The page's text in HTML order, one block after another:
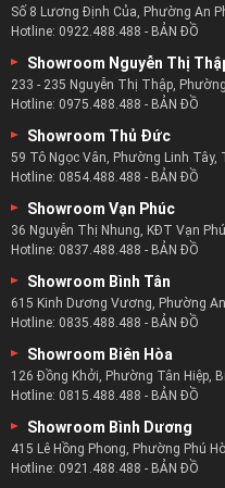
Số 8 Lương Định Của, Phường An
Hotline: 0922.488.488 - BẢN ĐỒ
Showroom Nguyễn Thị
233 - 235 Nguyễn Thị Thập,
Hotline: 0975.488.488 - BẢN ĐỒ
Showroom Thủ Đức
59 Tô Ngọc Vân, Phường Linh Tây,
Hotline: 0854.488.488 - BẢN ĐỒ
Showroom Vạn Phúc
36 Nguyễn Thị Nhung, KĐT Vạn
Hotline: 0837.488.488 - BẢN ĐỒ
Showroom Bình Tân
615 Kinh Dương Vương, Phường
Hotline: 0835.488.488 - BẢN ĐỒ
Showroom Biên Hòa
126 Đồng Khởi, Phường Tân Hiệp,
Hotline: 0815.488.488 - BẢN ĐỒ
Showroom Bình Dương
415 Lê Hồng Phong, Phường Phú
Hotline: 0921.488.488 - BẢN ĐỒ